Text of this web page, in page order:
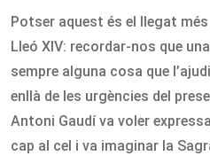
Potser aquest és el llegat
Lleó XIV: recordar-nos que
sempre alguna cosa que
enllà de les urgències del
Antoni Gaudí va voler
cap al cel i va imaginar la